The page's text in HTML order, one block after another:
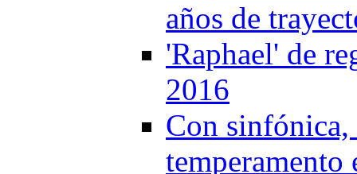
años de
'Raphael' de
2016
Con sinfónica,